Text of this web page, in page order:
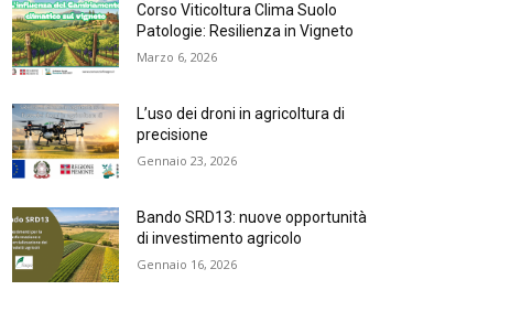
Corso Viticoltura Clima Suolo
Patologie: Resilienza in Vigneto
Marzo 6, 2026
L’uso dei droni in agricoltura di
precisione
Gennaio 23, 2026
Bando SRD13: nuove opportunità
di investimento agricolo
Gennaio 16, 2026